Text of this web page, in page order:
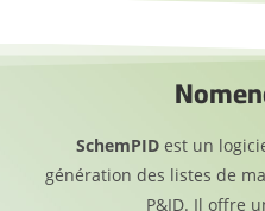
SchemPIDest un
génération des listes de
P&ID. Il offre